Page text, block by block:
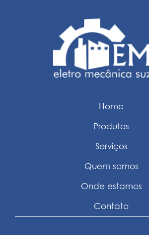
Home
Produtos
Serviços
Quem somos
Onde estamos
Contato